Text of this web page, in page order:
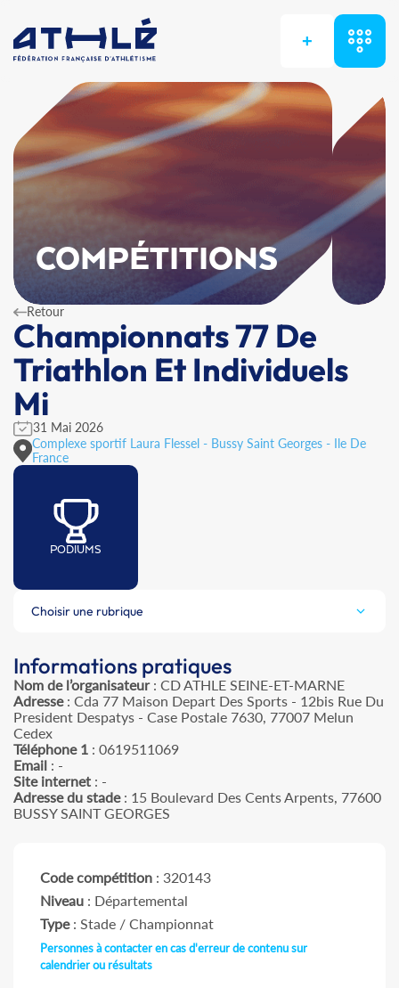
+
COMPÉTITIONS
Retour
Championnats 77 De
Triathlon Et Individuels
Mi
31 Mai 2026
Complexe sportif Laura Flessel - Bussy Saint Georges - Ile De
France
PODIUMS
Choisir une rubrique
Informations pratiques
Nom de l’organisateur: CD ATHLE SEINE-ET-MARNE
Adresse: Cda 77 Maison Depart Des Sports - 12bis Rue Du
President Despatys - Case Postale 7630, 77007 Melun
Cedex
Téléphone 1 : 0619511069
Email : -
Site internet : -
Adresse du stade: 15 Boulevard Des Cents Arpents, 77600
BUSSY SAINT GEORGES
Code compétition : 320143
Niveau : Départemental
Type: Stade / Championnat
Personnes à contacter en cas d'erreur de contenu sur
calendrier ou résultats